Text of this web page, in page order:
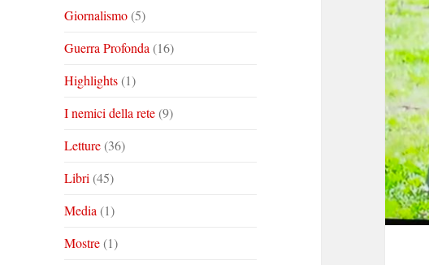
Giornalismo(5)
Guerra Profonda (16)
Highlights(1)
I nemici della rete(9)
Letture(36)
Libri (45)
Media (1)
Mostre(1)